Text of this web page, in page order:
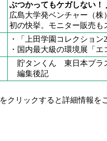
ぶつかってもケガしない
広島大学発ベンチャー（
初の快挙。モニター販売も
・「上田学園コレクション
・国内最大級の環境展「
貯タンくん 東日本プラ
編集後記
をクリックすると詳細情報を